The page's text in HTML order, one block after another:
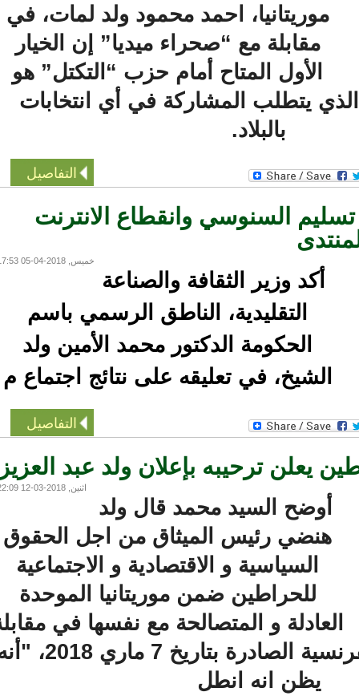
موريتانيا، احمد محمود ولد لمات، في
مقابلة مع “صحراء ميديا” إن الخيار
الأول المتاح أمام حزب “التكتل” هو
يتطلب المشاركة في أي انتخابات
بالبلاد.
التفاصيل
السنوسي وانقطاع الانترنت
خميس, 2018-04-05 17:53
أكد وزير الثقافة والصناعة
التقليدية، الناطق الرسمي باسم
الحكومة الدكتور محمد الأمين ولد
الشيخ، في تعليقه على نتائج اجتماع م
التفاصيل
ترحيبه بإعلان ولد عبد العزيز
اثنين, 2018-03-12 22:09
أوضح السيد محمد قال ولد
هنضي رئيس الميثاق من اجل الحقوق
السياسية و الاقتصادية و الاجتماعية
للحراطين ضمن موريتانيا الموحدة
و المتصالحة مع نفسها في مقابلة
مع جريدة القلم الفرنسية الصادرة بتاريخ 7 ماري 2018، "أنه
يظن انه انطل